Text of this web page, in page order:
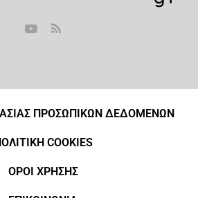
ΠΡΟΣΩΠΙΚΩΝ ΔΕΔΟΜΕΝΩΝ
COOKIES
ΟΡΟΙ ΧΡΗΣΗΣ